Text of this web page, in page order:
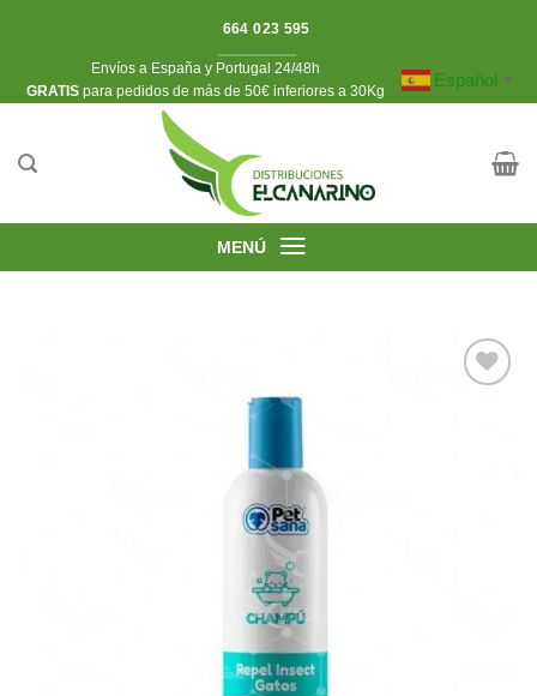
664 023 595
Envíos a España y Portugal 24/48h
​GRATIS para pedidos de más de 50€ inferiores a 30Kg
Español ▼
MENÚ